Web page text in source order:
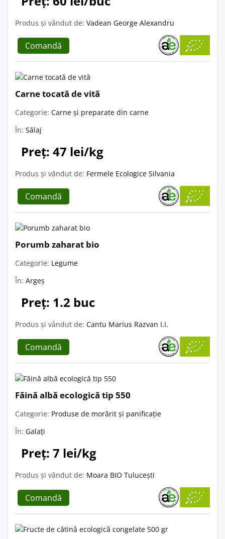
Produs și vândut de: Vadean George Alexandru
Comandă
Carne tocată de vită
Categorie: Carne și preparate din carne
În: Sălaj
Preț: 47 lei/kg
Produs și vândut de: Fermele Ecologice Silvania
Comandă
Porumb zaharat bio
Categorie: Legume
În: Argeș
Preț: 1.2 buc
Produs și vândut de: Cantu Marius Razvan I.I.
Comandă
Făină albă ecologică tip 550
Categorie: Produse de morărit și panificație
În: Galați
Preț: 7 lei/kg
Produs și vândut de: Moara BIO Tulucești
Comandă